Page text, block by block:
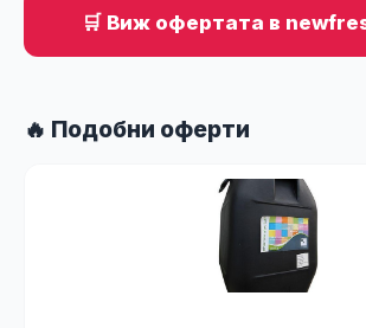
🛒 Виж офертата в
🔥 Подобни оферти